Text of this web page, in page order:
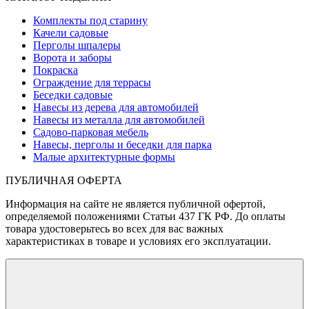
Комплекты под старину
Качели садовые
Перголы шпалеры
Ворота и заборы
Покраска
Ограждение для террасы
Беседки садовые
Навесы из дерева для автомобилей
Навесы из металла для автомобилей
Садово-парковая мебель
Навесы, перголы и беседки для парка
Малые архитектурные формы
ПУБЛИЧНАЯ ОФЕРТА
Информация на сайте не является публичной офертой,
определяемой положениями Статьи 437 ГК РФ. До оплаты
товара удостоверьтесь во всех для вас важных
характеристиках в товаре и условиях его эксплуатации.